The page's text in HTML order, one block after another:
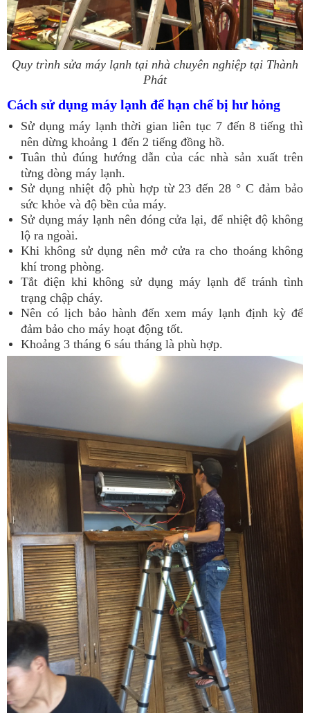
Quy trình sửa máy lạnh tại nhà chuyên nghiệp tại Thành
Phát
Cách sử dụng máy lạnh để hạn chế bị hư hỏng
Sử dụng máy lạnh thời gian liên tục 7 đến 8 tiếng thì
nên dừng khoảng 1 đến 2 tiếng đồng hồ.
Tuân thủ đúng hướng dẫn của các nhà sản xuất trên
từng dòng máy lạnh.
Sử dụng nhiệt độ phù hợp từ 23 đến 28 ° C đảm bảo
sức khỏe và độ bền của máy.
Sử dụng máy lạnh nên đóng cửa lại, để nhiệt độ không
lộ ra ngoài.
Khi không sử dụng nên mở cửa ra cho thoáng không
khí trong phòng.
Tắt điện khi không sử dụng máy lạnh để tránh tình
trạng chập cháy.
Nên có lịch bảo hành đến xem máy lạnh định kỳ để
đảm bảo cho máy hoạt động tốt.
Khoảng 3 tháng 6 sáu tháng là phù hợp.